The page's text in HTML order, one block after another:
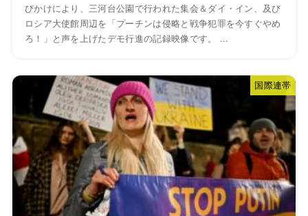
びかけにより、三河台公園で行われた集会＆ダイ・イン、及び
ロシア大使館周辺を「プーチンは侵略と戦争犯罪を今すぐやめ
ろ！」と声を上げたデモ行進の記録映像です。 ...
国際連帯